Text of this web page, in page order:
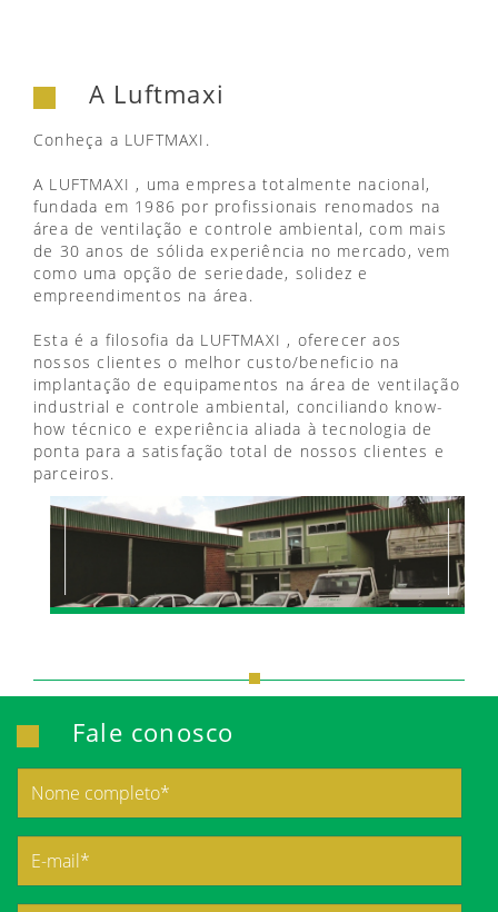
A Luftmaxi
Conheça a LUFTMAXI.
A LUFTMAXI , uma empresa totalmente nacional,
fundada em 1986 por profissionais renomados na
área de ventilação e controle ambiental, com mais
de 30 anos de sólida experiência no mercado, vem
como uma opção de seriedade, solidez e
empreendimentos na área.
Esta é a filosofia da LUFTMAXI , oferecer aos
nossos clientes o melhor custo/beneficio na
implantação de equipamentos na área de ventilação
industrial e controle ambiental, conciliando know-
how técnico e experiência aliada à tecnologia de
ponta para a satisfação total de nossos clientes e
parceiros.
Fale conosco